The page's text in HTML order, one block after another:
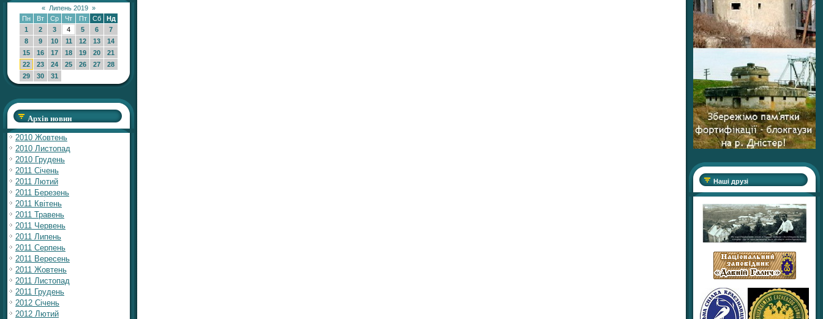
« Липень 2019 »
Пн
Вт Ср Чт Пт Сб
Нд
1
2 3 4 5 6
7
8
9 10 11 12 13
14
15
16 17 18 19 20
21
22
23 24 25 26 27
28
29
30 31
Архів новин
2010 Жовтень
2010 Листопад
2010 Грудень
2011 Січень
2011 Лютий
2011 Березень
2011 Квітень
2011 Травень
2011 Червень
2011 Липень
2011 Серпень
2011 Вересень
2011 Жовтень
2011 Листопад
2011 Грудень
2012 Січень
2012 Лютий
Наші друзі